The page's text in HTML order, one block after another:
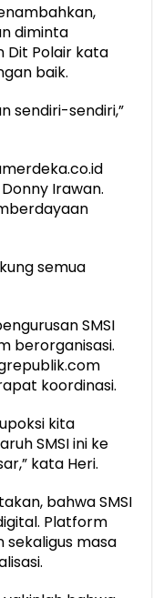
diminta
Dit Polair kata
baik.
sendiri-sendiri,”
Irawan.
semua
SMSI
berorganisasi.
koordinasi.
kita
SMSI ini ke
kata Heri.
bahwa SMSI
Platform
masa